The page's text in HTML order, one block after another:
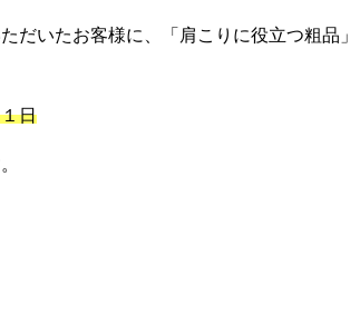
だいたお客様に、「肩こりに役立つ粗品」
日